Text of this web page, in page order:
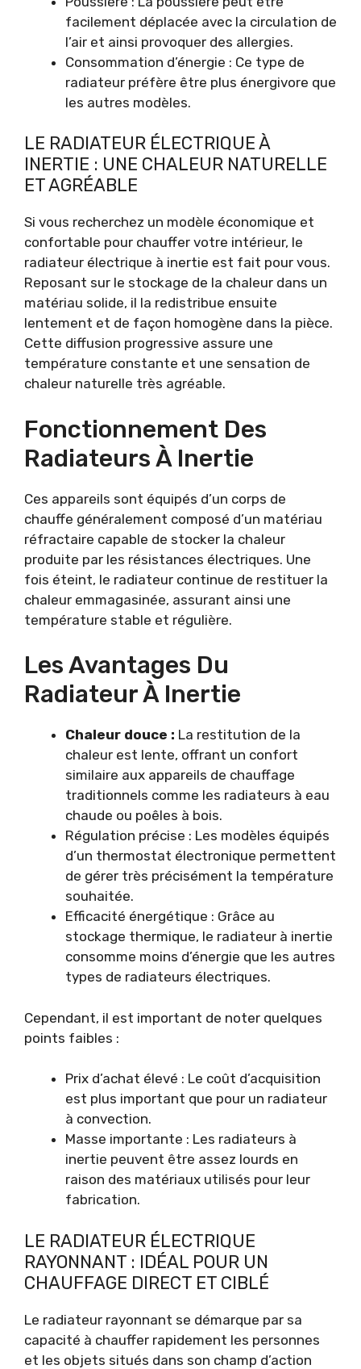
facilement déplacée avec la circulation de
l’air et ainsi provoquer des allergies.
Consommation d’énergie : Ce type de
radiateur préfère être plus énergivore que
les autres modèles.
LE RADIATEUR ÉLECTRIQUE À
INERTIE : UNE CHALEUR NATURELLE
ET AGRÉABLE
Si vous recherchez un modèle économique et
confortable pour chauffer votre intérieur, le
radiateur électrique à inertie est fait pour vous.
Reposant sur le stockage de la chaleur dans un
matériau solide, il la redistribue ensuite
lentement et de façon homogène dans la pièce.
Cette diffusion progressive assure une
température constante et une sensation de
chaleur naturelle très agréable.
Fonctionnement Des
Radiateurs À Inertie
Ces appareils sont équipés d’un corps de
chauffe généralement composé d’un matériau
réfractaire capable de stocker la chaleur
produite par les résistances électriques. Une
fois éteint, le radiateur continue de restituer la
chaleur emmagasinée, assurant ainsi une
température stable et régulière.
Les Avantages Du
Radiateur À Inertie
Chaleur douce : La restitution de la
chaleur est lente, offrant un confort
similaire aux appareils de chauffage
traditionnels comme les radiateurs à eau
chaude ou poêles à bois.
Régulation précise : Les modèles équipés
d’un thermostat électronique permettent
de gérer très précisément la température
souhaitée.
Efficacité énergétique : Grâce au
stockage thermique, le radiateur à inertie
consomme moins d’énergie que les autres
types de radiateurs électriques.
Cependant, il est important de noter quelques
points faibles :
Prix d’achat élevé : Le coût d’acquisition
est plus important que pour un radiateur
à convection.
Masse importante : Les radiateurs à
inertie peuvent être assez lourds en
raison des matériaux utilisés pour leur
fabrication.
LE RADIATEUR ÉLECTRIQUE
RAYONNANT : IDÉAL POUR UN
CHAUFFAGE DIRECT ET CIBLÉ
Le radiateur rayonnant se démarque par sa
capacité à chauffer rapidement les personnes
et les objets situés dans son champ d’action